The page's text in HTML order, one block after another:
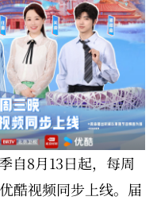
自8月13日起，每周
酷视频同步上线。届